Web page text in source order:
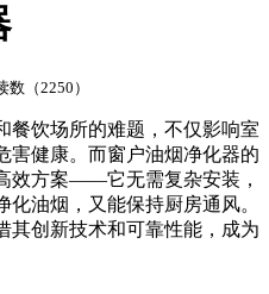
数（2250）
餐饮场所的难题，不仅影响室
害健康。而窗户油烟净化器的
效方案——它无需复杂安装，
油烟，又能保持厨房通风。
其创新技术和可靠性能，成为